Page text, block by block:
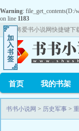
Warning: file_get_contents(D:/
on line 1183
将爱书小说网快捷键下
首页 我的书架
书书小说网 > 历史军事 >